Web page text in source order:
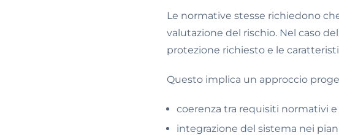
Le normative stesse richiedono
valutazione del rischio. Nel caso
protezione richiesto e le
Questo implica un approccio
coerenza tra requisiti normativi
integrazione del sistema nei